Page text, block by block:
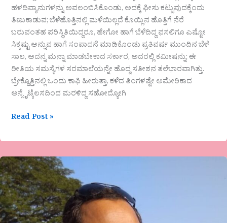
ಹಳದಿವ್ಯಾನುಗಳನ್ನು ಅವಲಂಬಿಸಿಕೊಂಡು, ಅದಕ್ಕೆ ಫೀಸು ಕಟ್ಟುವುದಕ್ಕೆಂದು
ತಿಣುಕಾಡುವ; ಬೆಳೆಹೊತ್ತಿನಲ್ಲಿ ಮಳೆಯಿಲ್ಲದೆ ಕೊಯ್ಲಿನ ಹೊತ್ತಿಗೆ ನೆರೆ
ಬರುವಂತಹ ಪರಿಸ್ಥಿತಿಯಿದ್ದರೂ, ಹೇಗೋ ಹಾಗೆ ಬೆಳೆದಿದ್ದ ಫಸಲಿಗೂ ಎಷ್ಟೋ
ಸಿಕ್ಕಷ್ಟು ಅನ್ನುವ ಹಾಗೆ ಸಂಪಾದನೆ ಮಾಡಿಕೊಂಡು ಪ್ರತಿವರ್ಷ ಮುಂದಿನ ಬೆಳೆ
ಸಾಲ, ಅದನ್ನ ಮನ್ನಾ ಮಾಡಬೇಕಾದ ಸರ್ಕಾರ, ಅದರಲ್ಲಿ ಕಮೀಷನ್ನು; ಈ
ರೀತಿಯ ಸಮಸ್ಯೆಗಳ ಸರಮಾಲೆಯನ್ನೇ ಹೊದ್ದ ಸತೀಶನ ತಲೆಭಾರವಾಗಿತ್ತು.
ಬ್ರೇಕ್ಹೊತ್ತಿನಲ್ಲಿ ಒಂದು ಕಾಫಿ ಹೀರುತ್ತಾ, ಕಳೆದ ತಿಂಗಳಷ್ಟೇ ಅಮೇರಿಕಾದ
ಆನ್ಸೈಟ್ಕೆಲಸದಿಂದ ಮರಳಿದ್ದ ಸಹೋದ್ಯೋಗಿ
Read Post »